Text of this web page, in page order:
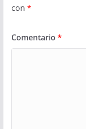
con *
Comentario *